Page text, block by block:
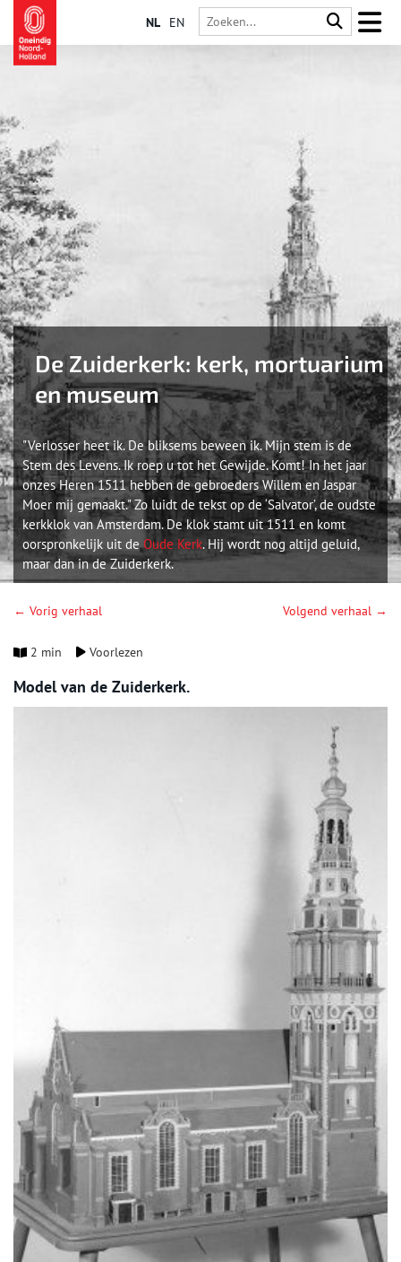
NL EN
De Zuiderkerk: kerk, mortuarium
en museum
"Verlosser heet ik. De bliksems beween ik. Mijn stem is de
Stem des Levens. Ik roep u tot het Gewijde. Komt! In het jaar
onzes Heren 1511 hebben de gebroeders Willem en Jaspar
Moer mij gemaakt." Zo luidt de tekst op de ‘Salvator’, de oudste
kerkklok van Amsterdam. De klok stamt uit 1511 en komt
oorspronkelijk uit deOude Kerk. Hij wordt nog altijd geluid,
maar dan in de Zuiderkerk.
← Vorig verhaal Volgend verhaal →
2 min Voorlezen
Model van de Zuiderkerk.